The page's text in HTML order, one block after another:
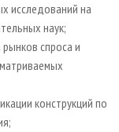
исследований на
наук;
спроса и
конструкций по